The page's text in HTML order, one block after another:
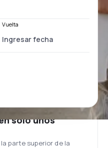
Vuelta
solo unos
parte superior de la